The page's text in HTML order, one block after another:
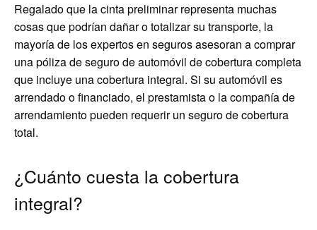
Regalado que la cinta preliminar representa muchas
cosas que podrían dañar o totalizar su transporte, la
mayoría de los expertos en seguros asesoran a comprar
una póliza de seguro de automóvil de cobertura completa
que incluye una cobertura integral. Si su automóvil es
arrendado o financiado, el prestamista o la compañía de
arrendamiento pueden requerir un seguro de cobertura
total.
¿Cuánto cuesta la cobertura
integral?